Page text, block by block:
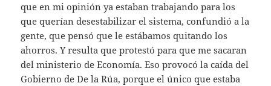
que en mi opinión ya estaban trabajando para los
que querían desestabilizar el sistema, confundió a la
gente, que pensó que le estábamos quitando los
ahorros. Y resulta que protestó para que me sacaran
del ministerio de Economía. Eso provocó la caída del
Gobierno de De la Rúa, porque el único que estaba